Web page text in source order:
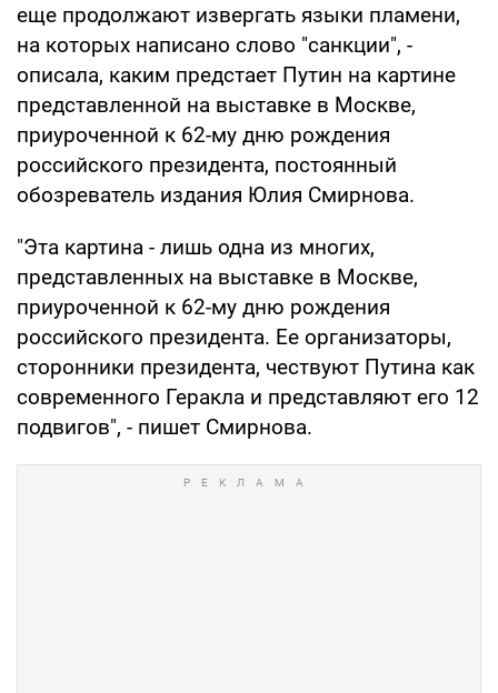
еще продолжают извергать языки пламени,
на которых написано слово "санкции", -
описала, каким предстает Путин на картине
представленной на выставке в Москве,
приуроченной к 62-му дню рождения
российского президента, постоянный
обозреватель издания Юлия Смирнова.
"Эта картина - лишь одна из многих,
представленных на выставке в Москве,
приуроченной к 62-му дню рождения
российского президента. Ее организаторы,
сторонники президента, чествуют Путина как
современного Геракла и представляют его 12
подвигов", - пишет Смирнова.